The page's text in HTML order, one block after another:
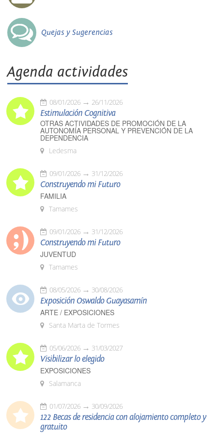
Quejas y Sugerencias
Agenda actividades
08/01/2026 26/11/2026
Estimulación Cognitiva
OTRAS ACTIVIDADES DE PROMOCIÓN DE LA
AUTONOMÍA PERSONAL Y PREVENCIÓN DE LA
DEPENDENCIA
Ledesma
09/01/2026 31/12/2026
Construyendo mi Futuro
FAMILIA
Tamames
09/01/2026 31/12/2026
Construyendo mi Futuro
JUVENTUD
Tamames
08/05/2026 30/08/2026
Exposición Oswaldo Guayasamín
ARTE / EXPOSICIONES
Santa Marta de Tormes
05/06/2026 31/03/2027
Visibilizar lo elegido
EXPOSICIONES
Salamanca
01/07/2026 30/09/2026
122 Becas de residencia con alojamiento completo y
gratuito